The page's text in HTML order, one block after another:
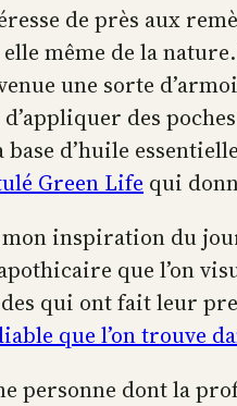
de près aux
même de la
une sorte
des
d’huile
Green Life qui
inspiration du
que l’on
qui ont fait leur
que l’on trouve
personne dont la